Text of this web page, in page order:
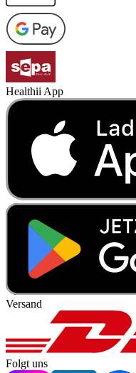
Healthii App
Versand
Folgt uns